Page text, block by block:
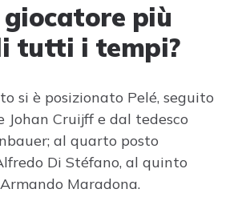
giocatore più
tutti i tempi?
si è posizionato Pelé, seguito
Johan Cruijff e dal tedesco
al quarto posto
Di Stéfano, al quinto
Maradona.